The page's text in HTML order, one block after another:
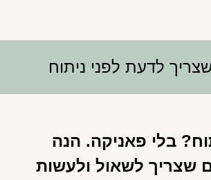
לדעת לפני ניתוח
בלי פאניקה. הנה
שצריך לשאול ולעשות